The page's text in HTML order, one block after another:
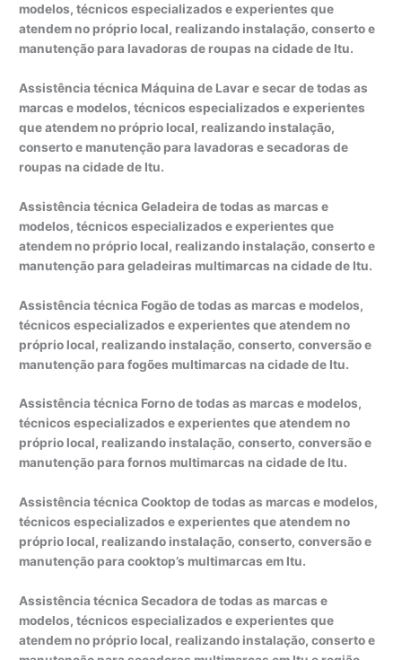
modelos, técnicos especializados e experientes que
atendem no próprio local, realizando instalação, conserto e
manutenção para lavadoras de roupas na cidade de Itu.
Assistência técnica Máquina de Lavar e secar de todas as
marcas e modelos, técnicos especializados e experientes
que atendem no próprio local, realizando instalação,
conserto e manutenção para lavadoras e secadoras de
roupas na cidade de Itu.
Assistência técnica Geladeira de todas as marcas e
modelos, técnicos especializados e experientes que
atendem no próprio local, realizando instalação, conserto e
manutenção para geladeiras multimarcas na cidade de Itu.
Assistência técnica Fogão de todas as marcas e modelos,
técnicos especializados e experientes que atendem no
próprio local, realizando instalação, conserto, conversão e
manutenção para fogões multimarcas na cidade de Itu.
Assistência técnica Forno de todas as marcas e modelos,
técnicos especializados e experientes que atendem no
próprio local, realizando instalação, conserto, conversão e
manutenção para fornos multimarcas na cidade de Itu.
Assistência técnica Cooktop de todas as marcas e modelos,
técnicos especializados e experientes que atendem no
próprio local, realizando instalação, conserto, conversão e
manutenção para cooktop’s multimarcas em Itu.
Assistência técnica Secadora de todas as marcas e
modelos, técnicos especializados e experientes que
atendem no próprio local, realizando instalação, conserto e